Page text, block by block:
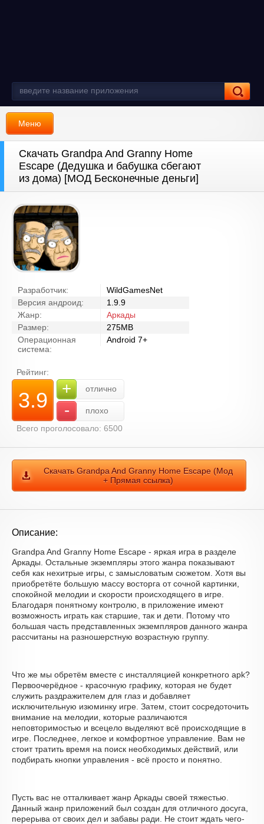
Меню
Скачать Grandpa And Granny Home
Escape (Дедушка и бабушка сбегают
из дома) [МОД Бесконечные деньги]
Разработчик:
WildGamesNet
Версия андроид:
1.9.9
Жанр:
Аркады
Размер:
275MB
Операционная
система:
Android 7+
Рейтинг:
3.9 + отлично
-
плохо
Всего проголосовало: 6500
Скачать Grandpa And Granny Home Escape (Мод
+ Прямая ссылка)
Описание:
Grandpa And Granny Home Escape - яркая игра в разделе
Аркады. Остальные экземпляры этого жанра показывают
себя как нехитрые игры, с замысловатым сюжетом. Хотя вы
приобретёте большую массу восторга от сочной картинки,
спокойной мелодии и скорости происходящего в игре.
Благодаря понятному контролю, в приложение имеют
возможность играть как старшие, так и дети. Потому что
большая часть представленных экземпляров данного жанра
рассчитаны на разношерстную возрастную группу.
Что же мы обретём вместе с инсталляцией конкретного apk?
Первоочерёдное - красочную графику, которая не будет
служить раздражителем для глаз и добавляет
исключительную изюминку игре. Затем, стоит сосредоточить
внимание на мелодии, которые различаются
неповторимостью и всецело выделяют всё происходящие в
игре. Последнее, легкое и комфортное управление. Вам не
стоит тратить время на поиск необходимых действий, или
подбирать кнопки управления - всё просто и понятно.
Пусть вас не отталкивает жанр Аркады своей тяжестью.
Данный жанр приложений был создан для отличного досуга,
перерыва от своих дел и забавы ради. Не стоит ждать чего-